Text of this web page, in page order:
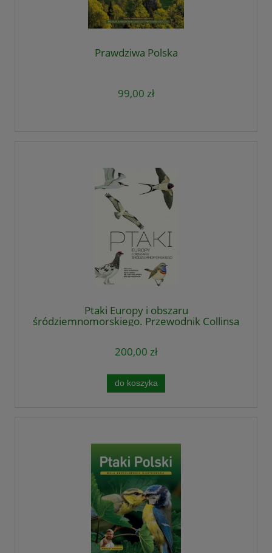
Prawdziwa Polska
99,00 zł
Ptaki Europy i obszaru
śródziemnomorskiego. Przewodnik Collinsa
200,00 zł
do koszyka